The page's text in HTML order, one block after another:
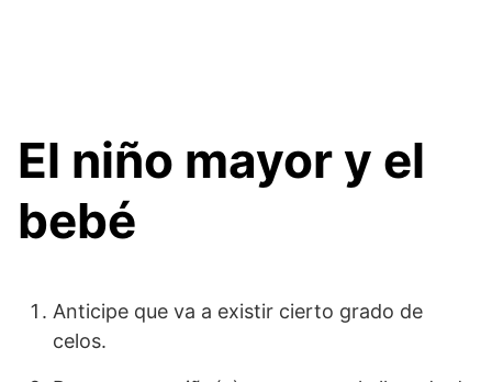
El niño mayor y el
bebé
Anticipe que va a existir cierto grado de
celos.